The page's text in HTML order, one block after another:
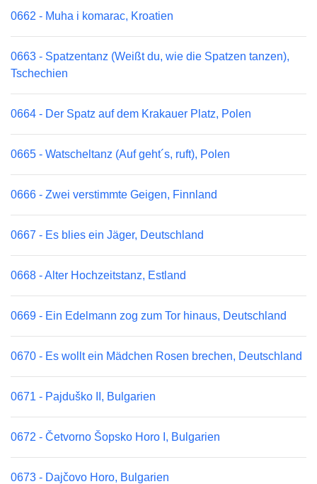
0662 - Muha i komarac, Kroatien
0663 - Spatzentanz (Weißt du, wie die Spatzen tanzen),
Tschechien
0664 - Der Spatz auf dem Krakauer Platz, Polen
0665 - Watscheltanz (Auf geht´s, ruft), Polen
0666 - Zwei verstimmte Geigen, Finnland
0667 - Es blies ein Jäger, Deutschland
0668 - Alter Hochzeitstanz, Estland
0669 - Ein Edelmann zog zum Tor hinaus, Deutschland
0670 - Es wollt ein Mädchen Rosen brechen, Deutschland
0671 - Pajduško II, Bulgarien
0672 - Četvorno Šopsko Horo I, Bulgarien
0673 - Dajčovo Horo, Bulgarien